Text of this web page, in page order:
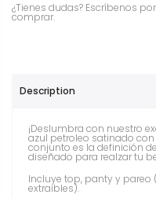
¿Tienes dudas? Escríbenos
comprar.
Description
¡Deslumbra con nuestro
azul petroleo satinado con
conjunto es la definición
diseñado para realzar tu
Incluye top, panty y
extraibles).